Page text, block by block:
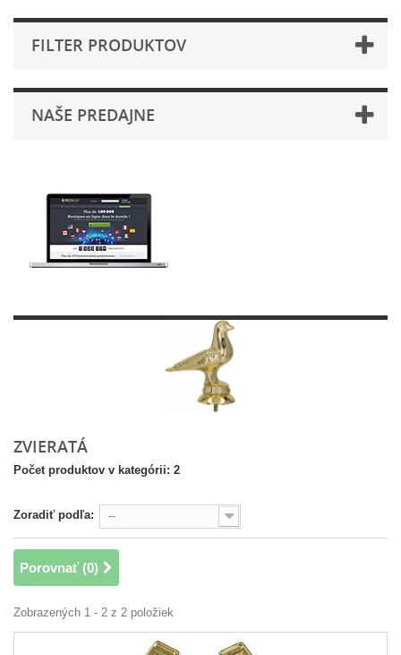
FILTER PRODUKTOV
NAŠE PREDAJNE
ZVIERATÁ
Počet produktov v kategórii: 2
Zoradiť podľa: --
Porovnať (0)
Zobrazených 1 - 2 z 2 položiek